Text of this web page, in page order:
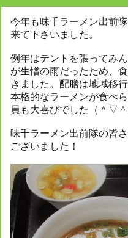
今年も味千ラーメン出前
来て下さいました。
例年はテントを張ってみ
が生憎の雨だったため、
きました。配膳は地域移
本格的なラーメンが食べ
員も大喜びでした（＾▽
味千ラーメン出前隊の皆
ございました！